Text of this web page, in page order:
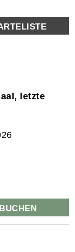
letzte
BUCHEN